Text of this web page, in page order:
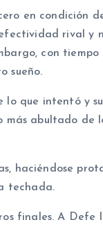
en condición
rival y
con
sueño.
lo que intentó y
más abultado de
haciéndose
techada.
finales. A Defe